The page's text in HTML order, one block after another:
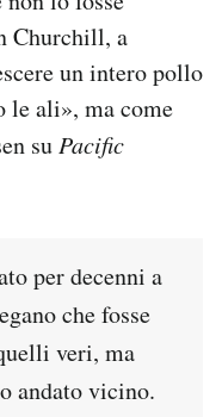
Churchill, a
un intero pollo
le ali», ma come
suPacific
per decenni a
che fosse
veri, ma
andato vicino.